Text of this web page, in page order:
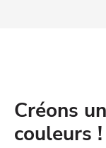
Créons
couleurs !